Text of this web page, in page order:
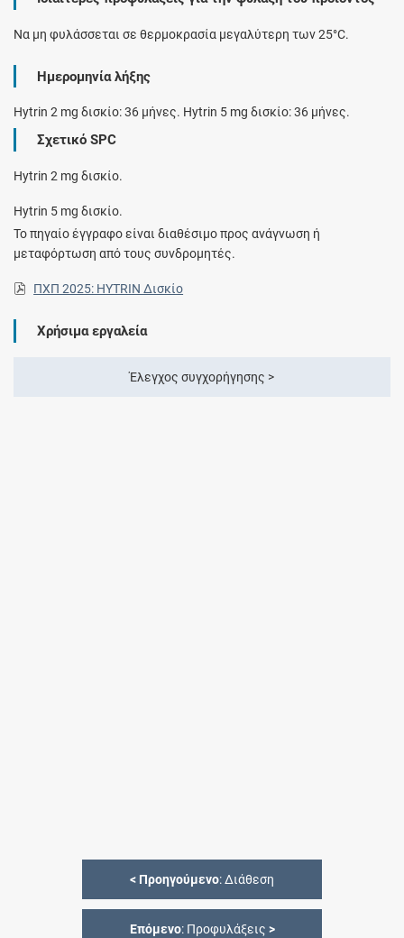
Να μη φυλάσσεται σε θερμοκρασία μεγαλύτερη των 25°C.
Ημερομηνία λήξης
Hytrin 2 mg δισκίο: 36 μήνες. Hytrin 5 mg δισκίο: 36 μήνες.
Σχετικό SPC
Hytrin 2 mg δισκίo.
Hytrin 5 mg δισκίo.
Το πηγαίο έγγραφο είναι διαθέσιμο προς ανάγνωση ή
μεταφόρτωση από τους συνδρομητές.
ΠΧΠ 2025: HYTRIN Δισκίο
Χρήσιμα εργαλεία
Έλεγχος συγχορήγησης >
< Προηγούμενο: Διάθεση
Επόμενο: Προφυλάξεις >